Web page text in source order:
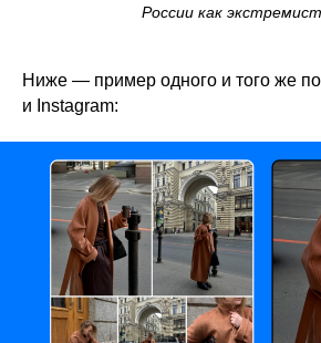
России как
Ниже — пример одного и того же
и Instagram: